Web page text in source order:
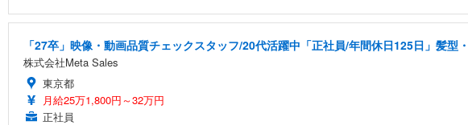
「27卒」映像・動画品質チェックスタッフ/20代活躍中「正社員/年間休日125日」髪型
株式会社Meta Sales
東京都
月給25万1,800円～32万円
正社員